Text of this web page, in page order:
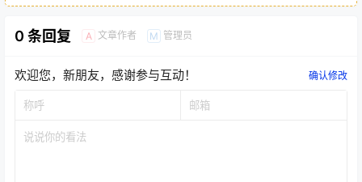
0 条回复 A 文章作者 M 管理员
欢迎您，新朋友，感谢参与互动！ 确认修改